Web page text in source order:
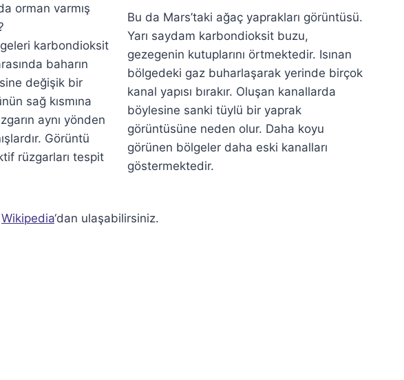
orman varmış
karbondioksit
baharın
değişik bir
sağ kısmına
aynı yönden
Görüntü
rüzgarları tespit
Bu da Mars’taki ağaç yaprakları görüntüsü.
Yarı saydam karbondioksit buzu,
gezegenin kutuplarını örtmektedir. Isınan
bölgedeki gaz buharlaşarak yerinde birçok
kanal yapısı bırakır. Oluşan kanallarda
böylesine sanki tüylü bir yaprak
görüntüsüne neden olur. Daha koyu
görünen bölgeler daha eski kanalları
göstermektedir.
Wikipedia‘dan ulaşabilirsiniz.